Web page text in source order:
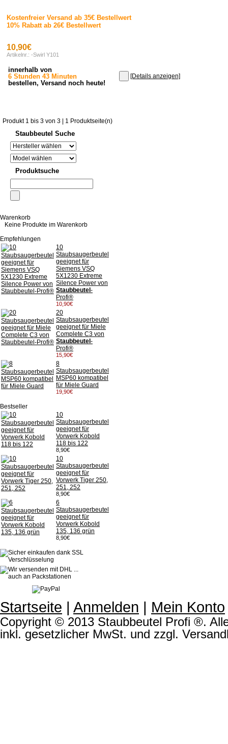
Kostenfreier Versand ab 35€ Bestellwert
10% Rabatt ab 26€ Bestellwert
10,90€
Artikelnr.: -Swirl Y101
innerhalb von
6 Stunden 43 Minuten
bestellen, Versand noch heute!
[Details anzeigen]
Produkt 1 bis 3 von 3 | 1 Produktseite(n)
Staubbeutel Suche
Produktsuche
Warenkorb
Keine Produkte im Warenkorb
Empfehlungen
10
Staubsaugerbeutel
geeignet für
Siemens VSQ
5X1230 Extreme
Silence Power von
Staubbeutel -
Profi®
10,90€
20
Staubsaugerbeutel
geeignet für Miele
Complete C3 von
Staubbeutel -
Profi®
15,90€
8
Staubsaugerbeutel
MSP60 kompatibel
für Miele Guard
19,90€
Bestseller
10
Staubsaugerbeutel
geeignet für
Vorwerk Kobold
118 bis 122
8,90€
10
Staubsaugerbeutel
geeignet für
Vorwerk Tiger 250,
251, 252
8,90€
6
Staubsaugerbeutel
geeignet für
Vorwerk Kobold
135, 136 grün
8,90€
Startseite | Anmelden | Mein Konto
Copyright © 2013 Staubbeutel Profi ®.
inkl. gesetzlicher MwSt. und zzgl.